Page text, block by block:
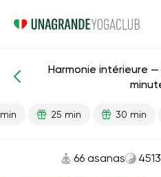
Anti-stress
Harmonie intérieure
25 min 30 min
66 asanas